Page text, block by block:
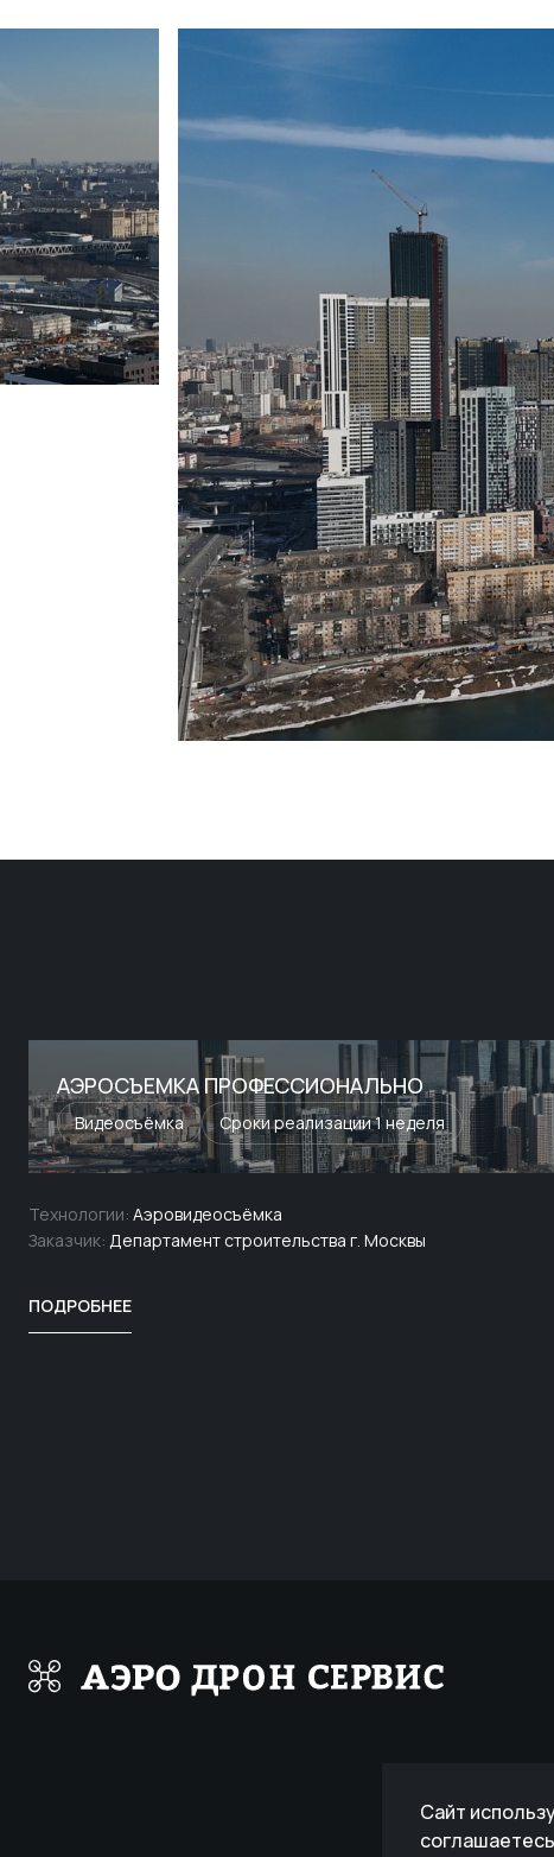
АЭРОСЪЕМКА ПРОФЕССИОНАЛЬНО
Видеосъёмка Сроки реализации 1 неделя
Технологии: Аэровидеосъёмка
Заказчик: Департамент строительства г. Москвы
ПОДРОБНЕЕ
Сайт